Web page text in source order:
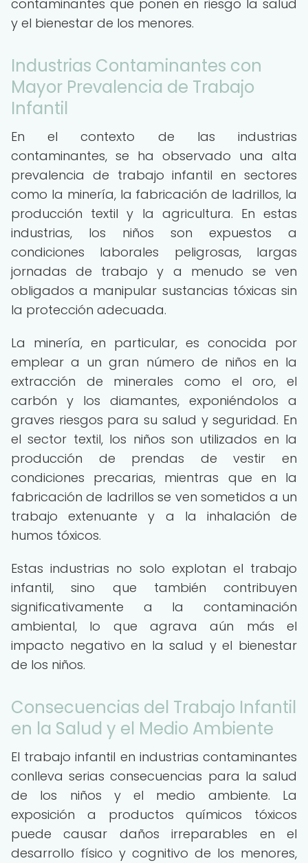
contaminantes que ponen en riesgo la salud
y el bienestar de los menores.
Industrias Contaminantes con
Mayor Prevalencia de Trabajo
Infantil
En el contexto de las industrias
contaminantes, se ha observado una alta
prevalencia de trabajo infantil en sectores
como la minería, la fabricación de ladrillos, la
producción textil y la agricultura. En estas
industrias, los niños son expuestos a
condiciones laborales peligrosas, largas
jornadas de trabajo y a menudo se ven
obligados a manipular sustancias tóxicas sin
la protección adecuada.
La minería, en particular, es conocida por
emplear a un gran número de niños en la
extracción de minerales como el oro, el
carbón y los diamantes, exponiéndolos a
graves riesgos para su salud y seguridad. En
el sector textil, los niños son utilizados en la
producción de prendas de vestir en
condiciones precarias, mientras que en la
fabricación de ladrillos se ven sometidos a un
trabajo extenuante y a la inhalación de
humos tóxicos.
Estas industrias no solo explotan el trabajo
infantil, sino que también contribuyen
significativamente a la contaminación
ambiental, lo que agrava aún más el
impacto negativo en la salud y el bienestar
de los niños.
Consecuencias del Trabajo Infantil
en la Salud y el Medio Ambiente
El trabajo infantil en industrias contaminantes
conlleva serias consecuencias para la salud
de los niños y el medio ambiente. La
exposición a productos químicos tóxicos
puede causar daños irreparables en el
desarrollo físico y cognitivo de los menores,